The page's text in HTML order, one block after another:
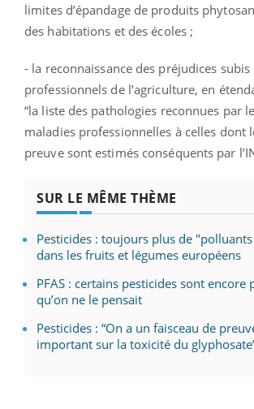
limites d’épandage de produits
des habitations et des écoles ;
- la reconnaissance des préjudices subis
professionnels de l’agriculture, en
“la liste des pathologies reconnues par
maladies professionnelles à celles dont
preuve sont estimés conséquents par
SUR LE MÊME THÈME
Pesticides : toujours plus de
dans les fruits et légumes européens
PFAS : certains pesticides sont encore
qu’on ne le pensait
Pesticides : “On a un faisceau de
important sur la toxicité du